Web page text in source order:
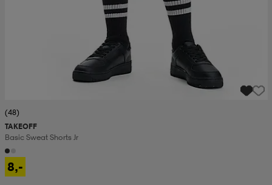
(48)
TAKEOFF
Basic Sweat Shorts Jr
8,-